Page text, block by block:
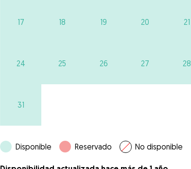
17 18 19 20 21
24 25 26 27 28
31
Disponible Reservado No disponible